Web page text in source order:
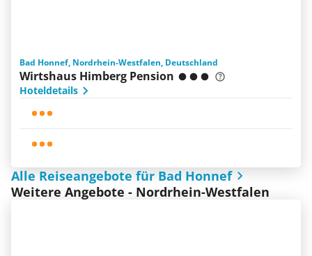
Bad Honnef, Nordrhein-Westfalen, Deutschland
Wirtshaus Himberg Pension
Hoteldetails
Alle Reiseangebote für Bad Honnef
Weitere Angebote - Nordrhein-Westfalen